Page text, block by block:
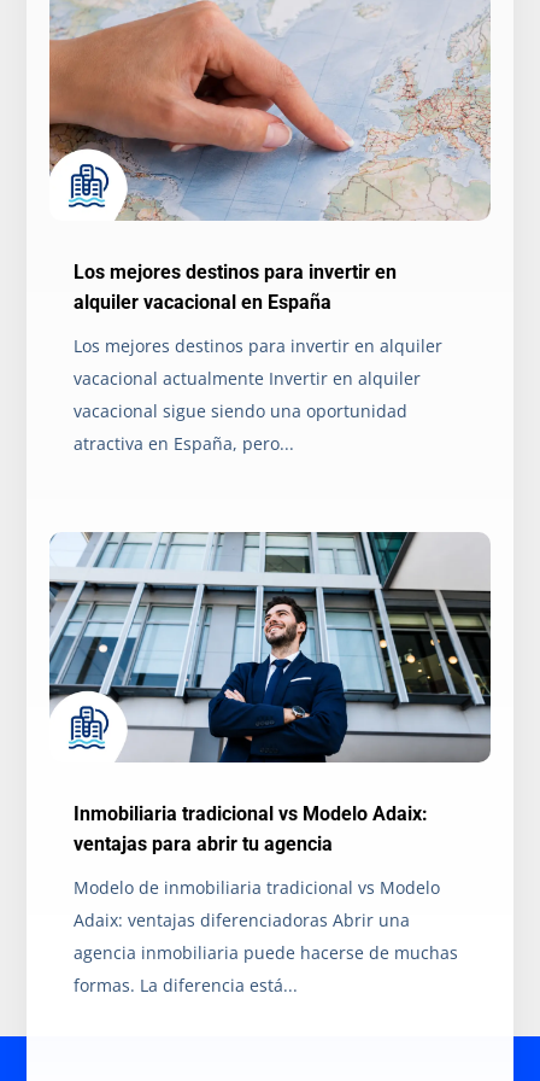
Los mejores destinos para invertir en
alquiler vacacional en España
Los mejores destinos para invertir en alquiler
vacacional actualmente Invertir en alquiler
vacacional sigue siendo una oportunidad
atractiva en España, pero...
Inmobiliaria tradicional vs Modelo Adaix:
ventajas para abrir tu agencia
Modelo de inmobiliaria tradicional vs Modelo
Adaix: ventajas diferenciadoras Abrir una
agencia inmobiliaria puede hacerse de muchas
formas. La diferencia está...